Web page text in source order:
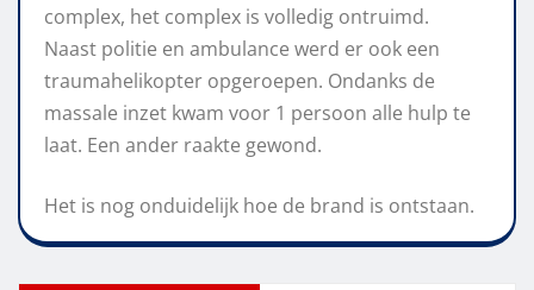
complex, het complex is volledig ontruimd.
Naast politie en ambulance werd er ook een
traumahelikopter opgeroepen. Ondanks de
massale inzet kwam voor 1 persoon alle hulp te
laat. Een ander raakte gewond.
Het is nog onduidelijk hoe de brand is ontstaan.